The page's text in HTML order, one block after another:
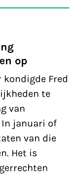
op
kondigde Fred
te
van
januari of
van die
Het is